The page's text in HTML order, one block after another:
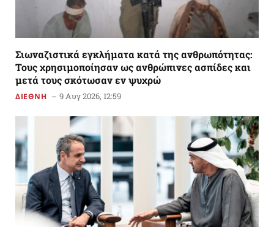
Σιωναζιστικά εγκλήματα κατά της ανθρωπότητας:
Τους χρησιμοποίησαν ως ανθρώπινες ασπίδες και
μετά τους σκότωσαν εν ψυχρώ
ΔΙΕΘΝΗ 9 Αυγ 2026, 12:59